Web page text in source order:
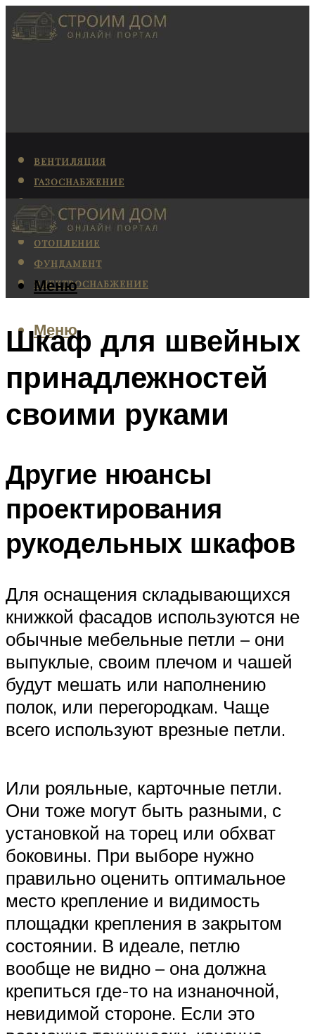
ВЕНТИЛЯЦИЯ
ГАЗОСНАБЖЕНИЕ
КАНАЛИЗАЦИЯ
КОНДИЦИОНИРОВАНИЕ
ОТОПЛЕНИЕ
ФУНДАМЕНТ
ЭЛЕКТРОСНАБЖЕНИЕ
Меню
Меню
Шкаф для швейных
принадлежностей
своими руками
Другие нюансы
проектирования
рукодельных шкафов
Для оснащения складывающихся
книжкой фасадов используются не
обычные мебельные петли – они
выпуклые, своим плечом и чашей
будут мешать или наполнению
полок, или перегородкам. Чаще
всего используют врезные петли.
Или рояльные, карточные петли.
Они тоже могут быть разными, с
установкой на торец или обхват
боковины. При выборе нужно
правильно оценить оптимальное
место крепление и видимость
площадки крепления в закрытом
состоянии. В идеале, петлю
вообще не видно – она должна
крепиться где-то на изнаночной,
невидимой стороне. Если это